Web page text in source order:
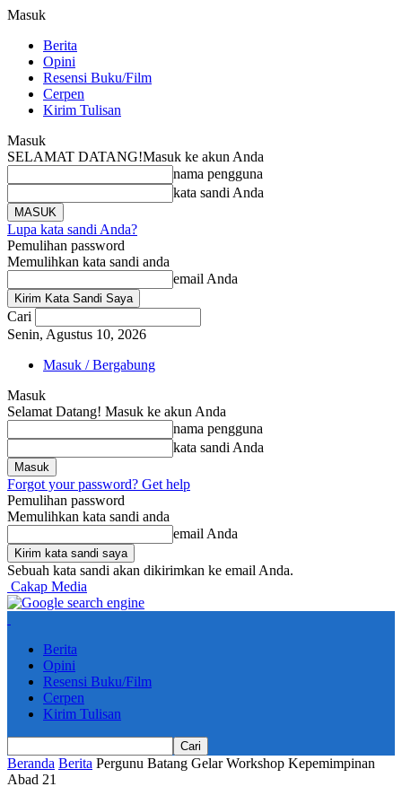
Masuk
Berita
Opini
Resensi Buku/Film
Cerpen
Kirim Tulisan
Masuk
SELAMAT DATANG!Masuk ke akun Anda
nama pengguna
kata sandi Anda
Lupa kata sandi Anda?
Pemulihan password
Memulihkan kata sandi anda
email Anda
Cari
Senin, Agustus 10, 2026
Masuk / Bergabung
Masuk
Selamat Datang! Masuk ke akun Anda
nama pengguna
kata sandi Anda
Forgot your password? Get help
Pemulihan password
Memulihkan kata sandi anda
email Anda
Sebuah kata sandi akan dikirimkan ke email Anda.
Cakap Media
Berita
Opini
Resensi Buku/Film
Cerpen
Kirim Tulisan
Beranda Berita Pergunu Batang Gelar Workshop Kepemimpinan
Abad 21